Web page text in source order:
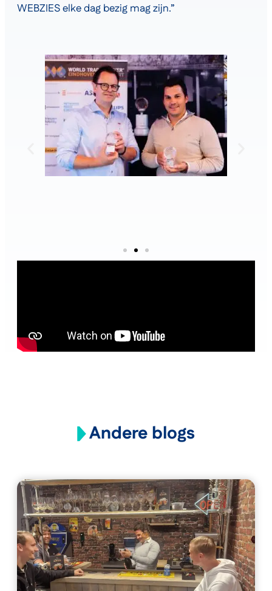
WEBZIES elke dag bezig mag zijn.”
Andere blogs